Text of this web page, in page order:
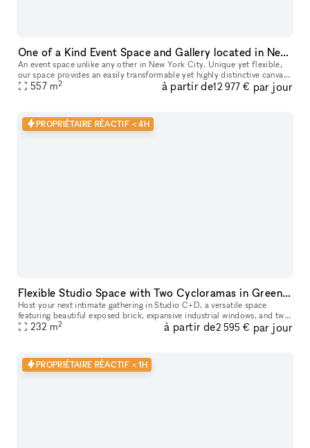
One of a Kind Event Space and Gallery located in New York City's Historic West Village
An event space unlike any other in New York City. Unique yet flexible,
our space provides an easily transformable yet highly distinctive canvas
for any event. Our space has 3 distinct venues, a 10
557 m2 à partir de12 977 € par jour
PROPRIÉTAIRE RÉACTIF < 4H
Flexible Studio Space with Two Cycloramas in Greenpoint, Brooklyn
Host your next intimate gathering in Studio C+D, a versatile space
featuring beautiful exposed brick, expansive industrial windows, and two
pre-lit cycloramas ready to capture every moment. Perfect f
232 m2 à partir de2 595 € par jour
PROPRIÉTAIRE RÉACTIF < 1H